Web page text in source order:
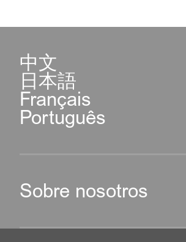
中文
日本語
Français
Português
Sobre nosotros